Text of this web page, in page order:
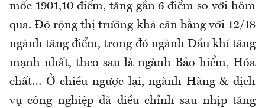
mốc 1901,10 điểm, tăng gần 6 điểm so với hôm
qua. Độ rộng thị trường khá cân bằng với 12/18
ngành tăng điểm, trong đó ngành Dầu khí tăng
mạnh nhất, theo sau là ngành Bảo hiểm, Hóa
chất… Ở chiều ngược lại, ngành Hàng & dịch
vụ công nghiệp đã điều chỉnh sau nhịp tăng